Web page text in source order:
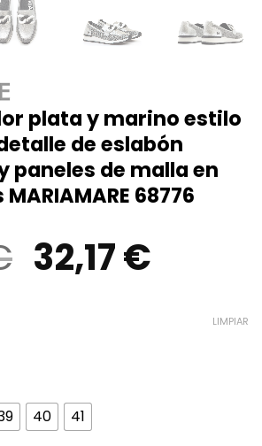
plata y marino estilo
de eslabón
paneles de malla en
68776
El
45,95 €.
32,17€
40 41
LIMPIAR